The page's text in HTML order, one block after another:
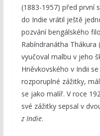
(1883-1957) před první
do Indie vrátil ještě
pozvání bengálského
Rabíndranátha
vyučoval malbu v jeho
Hněvkovského v Indii
rozporuplné zážitky,
se jako malíř. V roce
své zážitky sepsal v
z Indie.